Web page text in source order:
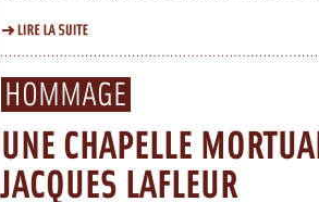
HOMMAGE
UNE CHAPELLE
JACQUES LAFLEUR